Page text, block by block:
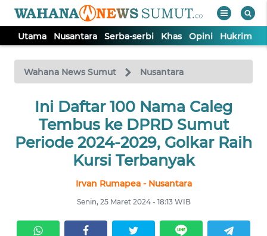
Utama Nusantara Serba-serbi Khas Opini Hukrim
Wahana News Sumut Nusantara
Ini Daftar 100 Nama Caleg
Tembus ke DPRD Sumut
Periode 2024-2029, Golkar Raih
Kursi Terbanyak
Irvan Rumapea - Nusantara
Senin, 25 Maret 2024 - 18:13 WIB
TV
Tutup
UTAMA
NUSANTARA
KHAS